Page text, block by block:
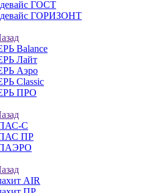
ГОСТ
ГОРИЗОНТ
Balance
Лайт
Аэро
Classic
ПРО
С
ПР
AIR